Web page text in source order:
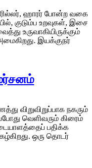
ஹாரர் போன்ற வகை
குடும்ப உறவுகள், இசை
உருவாகியிருக்கும்
இயக்குநர்
விறுவிறுப்பாக நகரும்
வெளிவரும் கிரைம்
பதிக்க
ஒரு தொடர்